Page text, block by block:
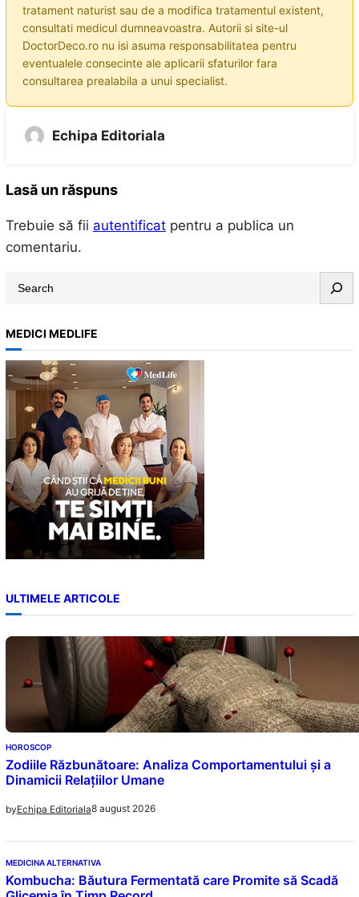
tratament naturist sau de a modifica tratamentul existent,
consultati medicul dumneavoastra. Autorii si site-ul
DoctorDeco.ro nu isi asuma responsabilitatea pentru
eventualele consecinte ale aplicarii sfaturilor fara
consultarea prealabila a unui specialist.
Echipa Editoriala
Lasă un răspuns
Trebuie să fii autentificatpentru a publica un
comentariu.
r
c
h
MEDICI MEDLIFE
ULTIMELE ARTICOLE
HOROSCOP
Zodiile Răzbunătoare: Analiza Comportamentului și a
Dinamicii Relațiilor Umane
byEchipa Editoriala8 august 2026
MEDICINA ALTERNATIVA
Kombucha: Băutura Fermentată care Promite să Scadă